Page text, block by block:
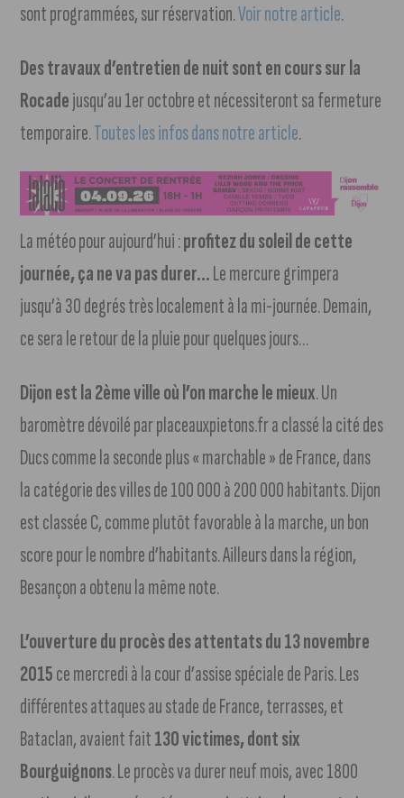
sont programmées, sur réservation.Voir notre article.
Des travaux d’entretien de nuit sont en cours sur la
Rocadejusqu’au 1er octobre et nécessiteront sa fermeture
temporaire.Toutes les infos dans notre article.
La météo pour aujourd’hui :profitez du soleil de cette
journée, ça ne va pas durer…Le mercure grimpera
jusqu’à 30 degrés très localement à la mi-journée. Demain,
ce sera le retour de la pluie pour quelques jours…
Dijon est la 2ème ville où l’on marche le mieux. Un
baromètre dévoilé par placeauxpietons.fr a classé la cité des
Ducs comme la seconde plus « marchable » de France, dans
la catégorie des villes de 100 000 à 200 000 habitants. Dijon
est classée C, comme plutôt favorable à la marche, un bon
score pour le nombre d’habitants. Ailleurs dans la région,
Besançon a obtenu la même note.
L’ouverture du procès des attentats du 13 novembre
2015ce mercredi à la cour d’assise spéciale de Paris. Les
différentes attaques au stade de France, terrasses, et
Bataclan, avaient fait130 victimes, dont six
Bourguignons. Le procès va durer neuf mois, avec 1800